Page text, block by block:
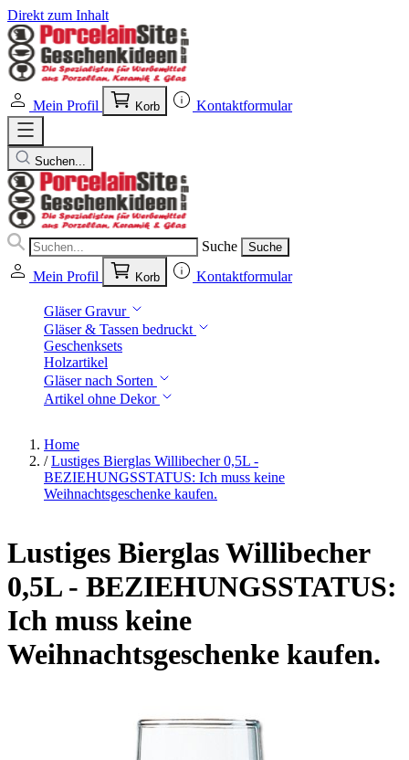
Direkt zum Inhalt
Mein Profil Korb Kontaktformular
Suchen...
Suche Suche
Mein Profil Korb Kontaktformular
Gläser Gravur
Gläser & Tassen bedruckt
Geschenksets
Holzartikel
Gläser nach Sorten
Artikel ohne Dekor
Home
/ Lustiges Bierglas Willibecher 0,5L -
BEZIEHUNGSSTATUS: Ich muss keine
Weihnachtsgeschenke kaufen.
Lustiges Bierglas Willibecher
0,5L - BEZIEHUNGSSTATUS:
Ich muss keine
Weihnachtsgeschenke kaufen.